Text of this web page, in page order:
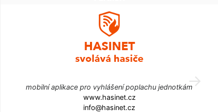
mobilní aplikace pro vyhlášení poplachu jednotkám
www.hasinet.cz
info@hasinet.cz